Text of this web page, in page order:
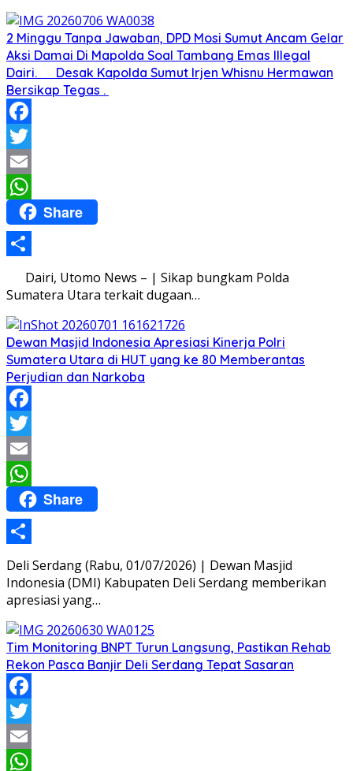
2 Minggu Tanpa Jawaban, DPD Mosi Sumut Ancam Gelar
Aksi Damai Di Mapolda Soal Tambang Emas Illegal
Dairi. Desak Kapolda Sumut Irjen Whisnu Hermawan
Bersikap Tegas .
Facebook
Twitter
Email
WhatsApp
Share
Share
Dairi, Utomo News – | Sikap bungkam Polda
Sumatera Utara terkait dugaan…
Dewan Masjid Indonesia Apresiasi Kinerja Polri
Sumatera Utara di HUT yang ke 80 Memberantas
Perjudian dan Narkoba
Facebook
Twitter
Email
WhatsApp
Share
Share
Deli Serdang (Rabu, 01/07/2026) | Dewan Masjid
Indonesia (DMI) Kabupaten Deli Serdang memberikan
apresiasi yang…
Tim Monitoring BNPT Turun Langsung, Pastikan Rehab
Rekon Pasca Banjir Deli Serdang Tepat Sasaran
Facebook
Twitter
Email